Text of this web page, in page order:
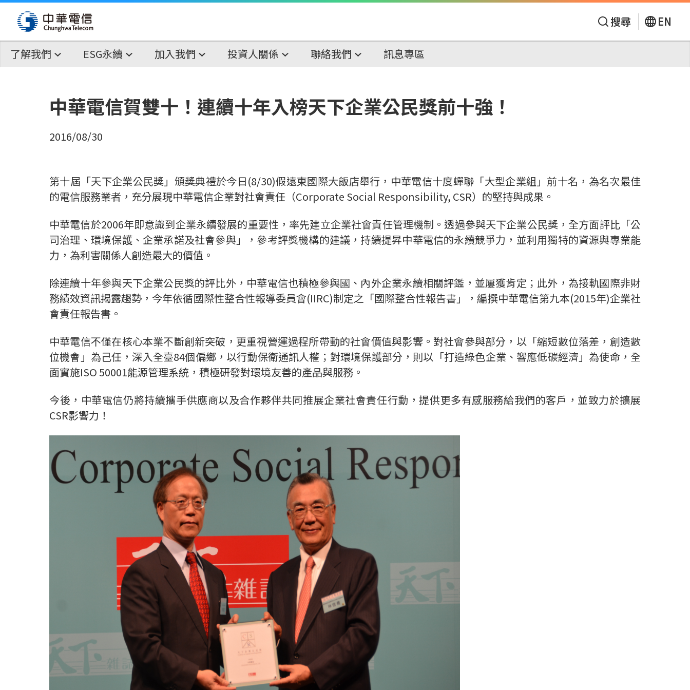
搜尋 EN
了解我們 ESG永續 加入我們 投資人關係 聯絡我們 訊息專區
中華電信賀雙十！連續十年入榜天下企業公民獎前十強！
2016/08/30
第十屆「天下企業公民獎」頒獎典禮於今日(8/30)假遠東國際大飯店舉行，中華電信十度蟬聯「大型企業組」前十名，為名次最佳
的電信服務業者，充分展現中華電信企業對社會責任（Corporate Social Responsibility, CSR）的堅持與成果。
中華電信於2006年即意識到企業永續發展的重要性，率先建立企業社會責任管理機制。透過參與天下企業公民獎，全方面評比「公
司治理、環境保護、企業承諾及社會參與」，參考評獎機構的建議，持續提昇中華電信的永續競爭力，並利用獨特的資源與專業能
力，為利害關係人創造最大的價值。
除連續十年參與天下企業公民獎的評比外，中華電信也積極參與國、內外企業永續相關評鑑，並屢獲肯定；此外，為接軌國際非財
務績效資訊揭露趨勢，今年依循國際性整合性報導委員會(IIRC)制定之「國際整合性報告書」，編撰中華電信第九本(2015年)企業社
會責任報告書。
中華電信不僅在核心本業不斷創新突破，更重視營運過程所帶動的社會價值與影響。對社會參與部分，以「縮短數位落差，創造數
位機會」為己任，深入全臺84個偏鄉，以行動保衛通訊人權；對環境保護部分，則以「打造綠色企業、響應低碳經濟」為使命，全
面實施ISO 50001能源管理系統，積極研發對環境友善的產品與服務。
今後，中華電信仍將持續攜手供應商以及合作夥伴共同推展企業社會責任行動，提供更多有感服務給我們的客戶，並致力於擴展
CSR影響力！